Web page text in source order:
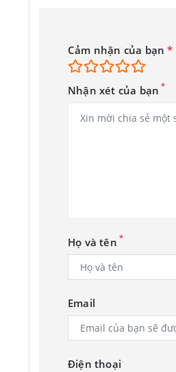
Cảm nhận của bạn*
Nhận xét của bạn *
Họ và tên *
Email
Điện thoại